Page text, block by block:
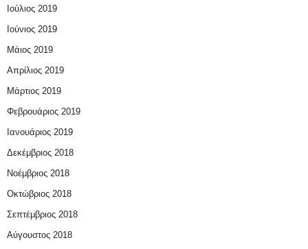
Ιούλιος 2019
Ιούνιος 2019
Μάιος 2019
Απρίλιος 2019
Μάρτιος 2019
Φεβρουάριος 2019
Ιανουάριος 2019
Δεκέμβριος 2018
Νοέμβριος 2018
Οκτώβριος 2018
Σεπτέμβριος 2018
Αύγουστος 2018